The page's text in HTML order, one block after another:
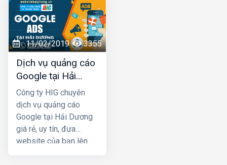
rất thấp. Ngoài việc
giúp cho khách hàng
chủ động tìm đến bạn
còn có tác dụng trong
việc lan tỏa, tăng nhận
diện thương hiệu của
bạn trên Internet
11/02/2019 3355
Dịch vụ quảng cáo
Google tại Hải
Dương giá rẻ
Công ty HIG chuyên
dịch vụ quảng cáo
Google tại Hải Dương
giá rẻ, uy tín, đưa
website của bạn lên